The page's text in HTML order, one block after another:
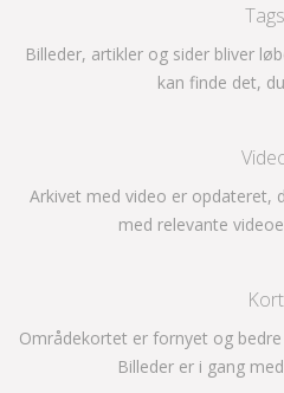
Tags
Billeder, artikler og sider bliver
kan finde det,
Arkivet med video er opdateret,
med relevante
Kort
Områdekortet er fornyet og
Billeder er i gang